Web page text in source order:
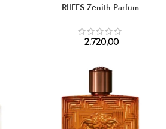
RIIFFS Zenith Parfum
2.720,00